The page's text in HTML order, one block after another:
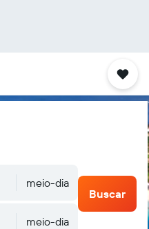
meio-dia
meio-dia
Buscar